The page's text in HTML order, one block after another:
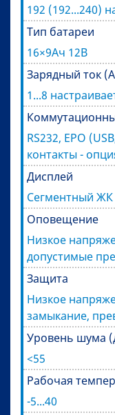
192 (192...240)
Тип батареи
16×9Ач 12В
Зарядный ток
1...8
RS232, EPO
контакты -
Дисплей
Сегментный ЖК
Оповещение
Низкое
допустимые
Защита
Низкое
замыкание,
Уровень шума
<55
Рабочая
-5...40